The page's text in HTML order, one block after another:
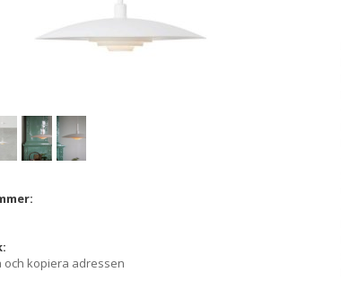
och kopiera adressen